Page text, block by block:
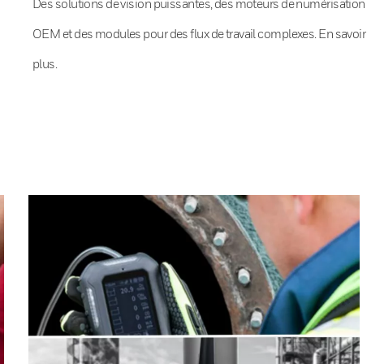
Des solutions de vision puissantes, des moteurs de numérisation
OEM et des modules pour des flux de travail complexes. En savoir
plus.